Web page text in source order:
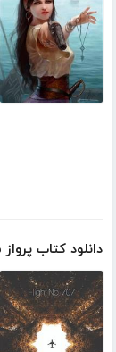
دانلود کتاب پرواز